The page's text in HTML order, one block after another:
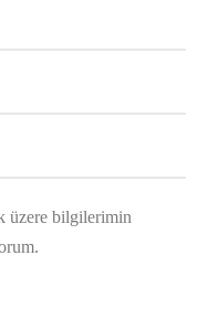
üzere bilgilerimin